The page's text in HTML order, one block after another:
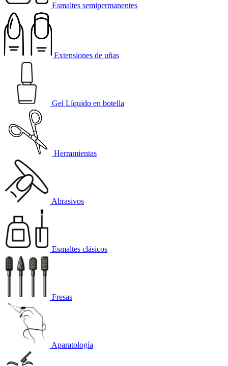
Esmaltes semipermanentes
Extensiones de uñas
Gel Líquido en botella
Herramientas
Abrasivos
Esmaltes clásicos
Fresas
Aparatología